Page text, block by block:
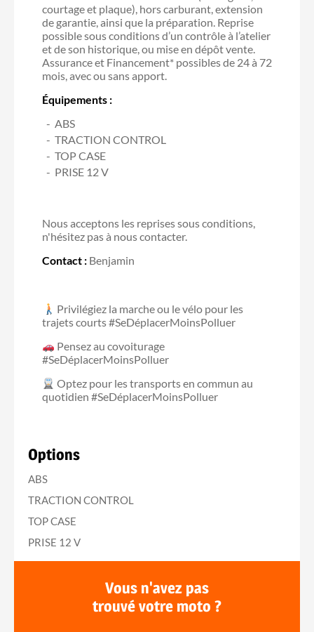
courtage et plaque), hors carburant, extension
de garantie, ainsi que la préparation. Reprise
possible sous conditions d’un contrôle à l’atelier
et de son historique, ou mise en dépôt vente.
Assurance et Financement* possibles de 24 à 72
mois, avec ou sans apport.
Équipements :
ABS
TRACTION CONTROL
TOP CASE
PRISE 12 V
Nous acceptons les reprises sous conditions,
n'hésitez pas à nous contacter.
Contact : Benjamin
Privilégiez la marche ou le vélo pour les
trajets courts #SeDéplacerMoinsPolluer
Pensez au covoiturage
#SeDéplacerMoinsPolluer
Optez pour les transports en commun au
quotidien #SeDéplacerMoinsPolluer
Options
ABS
TRACTION CONTROL
TOP CASE
PRISE 12 V
Vous n'avez pas
trouvé votre moto ?